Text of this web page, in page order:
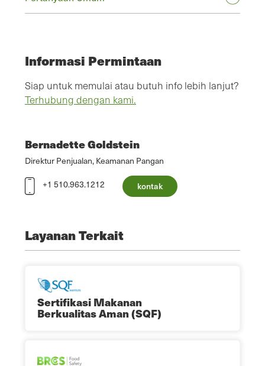
Informasi Permintaan
Siap untuk memulai atau butuh info lebih lanjut?
Terhubung dengan kami.
Bernadette Goldstein
Direktur Penjualan, Keamanan Pangan
+1 510.963.1212
kontak
Layanan Terkait
Sertifikasi Makanan
Berkualitas Aman (SQF)